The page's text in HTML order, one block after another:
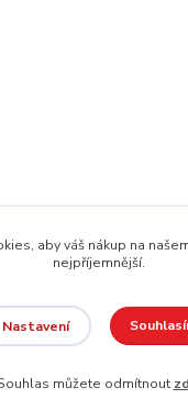
na
Eshop-
aby váš nákup na
nejpříjemnější.
Nastavení
můžete odmítnout